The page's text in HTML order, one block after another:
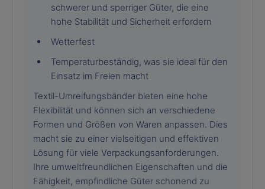
schwerer und sperriger Güter, die eine
hohe Stabilität und Sicherheit erfordern
Wetterfest
Temperaturbeständig, was sie ideal für den
Einsatz im Freien macht
Textil-Umreifungsbänder bieten eine hohe
Flexibilität und können sich an verschiedene
Formen und Größen von Waren anpassen. Dies
macht sie zu einer vielseitigen und effektiven
Lösung für viele Verpackungsanforderungen.
Ihre umweltfreundlichen Eigenschaften und die
Fähigkeit, empfindliche Güter schonend zu